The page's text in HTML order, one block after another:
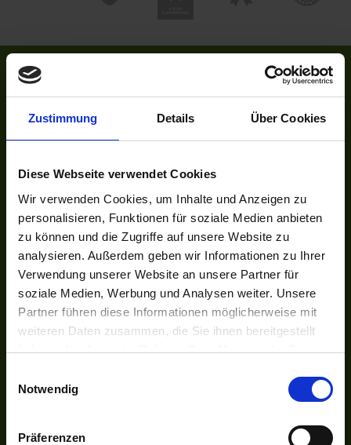
Zustimmung Details Über Cookies
Diese Webseite verwendet Cookies
Wir verwenden Cookies, um Inhalte und Anzeigen zu
personalisieren, Funktionen für soziale Medien anbieten
zu können und die Zugriffe auf unsere Website zu
analysieren. Außerdem geben wir Informationen zu Ihrer
Verwendung unserer Website an unsere Partner für
soziale Medien, Werbung und Analysen weiter. Unsere
Partner führen diese Informationen möglicherweise mit
weiteren Daten zusammen, die Sie ihnen bereitgestellt
haben oder die sie im Rahmen Ihrer Nutzung der Dienste
Notwendig
Präferenzen
ÜBER ASTORIA
Kontakt
UNSER NETZWERK
Kreuzfahrten-Zentrale.de
Astoria.Reisen
SOCIAL
Facebook
Instagram
INFORMATIONEN